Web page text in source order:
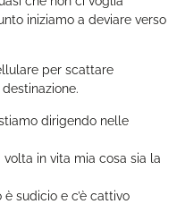
iniziamo a deviare verso
per scattare
dirigendo nelle
in vita mia cosa sia la
sudicio e c’è cattivo